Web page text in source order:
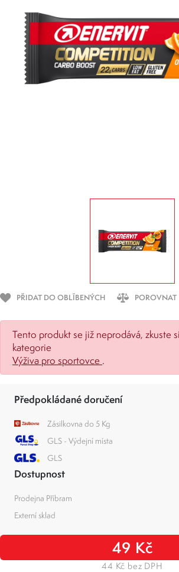
PŘIDAT DO OBLÍBENÝCH POROVNAT
Tento produkt se již neprodává, zkuste
kategorie
Výživa pro sportovce .
Předpokládané doručení
Zásilkovna do 5 Kg
GLS - Výdejní místa
GLS
Dostupnost
Prodejna Příbram
Externí sklad
49 Kč
44 Kč bez DPH